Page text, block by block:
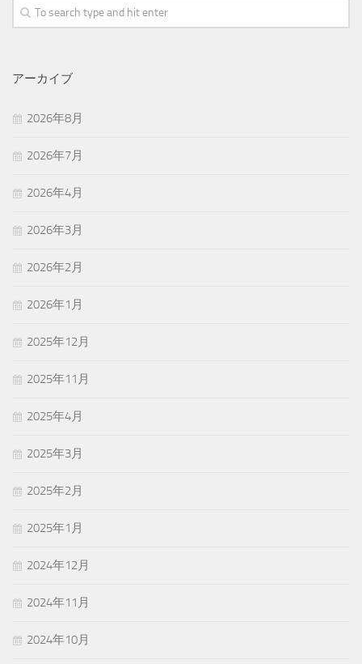
アーカイブ
2026年8月
2026年7月
2026年4月
2026年3月
2026年2月
2026年1月
2025年12月
2025年11月
2025年4月
2025年3月
2025年2月
2025年1月
2024年12月
2024年11月
2024年10月